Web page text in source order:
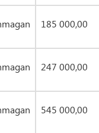
185 000,00
247 000,00
545 000,00